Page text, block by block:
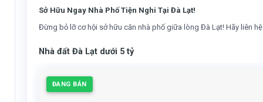
Sở Hữu Ngay Nhà Phố Tiện Nghi Tại Đà Lạt!
Đừng bỏ lỡ cơ hội sở hữu căn nhà phố giữa lòng Đà Lạt! Hãy liên
Nhà đất Đà Lạt dưới 5 tỷ
ĐANG BÁN